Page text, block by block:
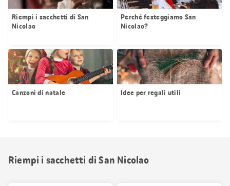
Riempi i sacchetti di San
Nicolao
Perché festeggiamo San
Nicolao?
Canzoni di natale Idee per regali utili
Riempi i sacchetti di San Nicolao